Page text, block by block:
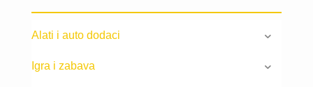
Alati i auto dodaci
Igra i zabava